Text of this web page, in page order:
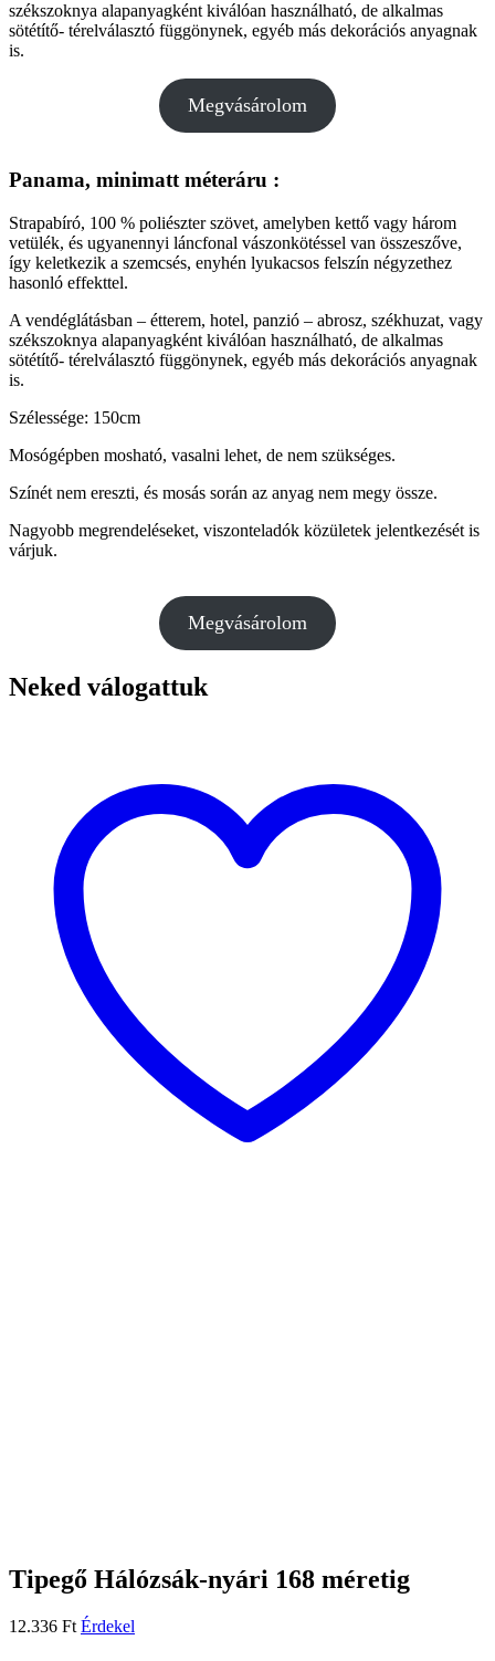
székszoknya alapanyagként kiválóan használható, de alkalmas
sötétítő- térelválasztó függönynek, egyéb más dekorációs anyagnak
is.
Megvásárolom
Panama, minimatt méteráru :
Strapabíró, 100 % poliészter szövet, amelyben kettő vagy három
vetülék, és ugyanennyi láncfonal vászonkötéssel van összeszőve,
így keletkezik a szemcsés, enyhén lyukacsos felszín négyzethez
hasonló effekttel.
A vendéglátásban – étterem, hotel, panzió – abrosz, székhuzat, vagy
székszoknya alapanyagként kiválóan használható, de alkalmas
sötétítő- térelválasztó függönynek, egyéb más dekorációs anyagnak
is.
Szélessége: 150cm
Mosógépben mosható, vasalni lehet, de nem szükséges.
Színét nem ereszti, és mosás során az anyag nem megy össze.
Nagyobb megrendeléseket, viszonteladók közületek jelentkezését is
várjuk.
Megvásárolom
Neked válogattuk
Tipegő Hálózsák-nyári 168 méretig
12.336 Ft Érdekel